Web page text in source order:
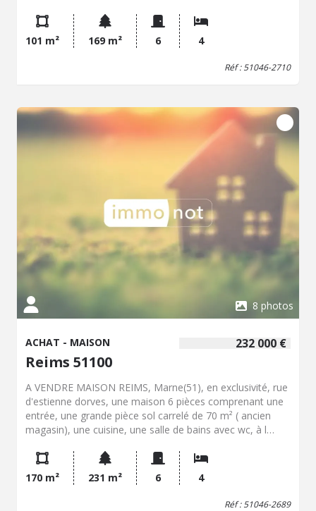
chambres, un débarras. un jardin sur l 'arrière. Chauffage
central au gaz. Fenêtres en pvc double vitrage. Classe
énergie : E. Les informations sur les risques auxquels ce
bien est exposé sont disponibles sur le site Géorisques :
101 m² 169 m² 6 4
Réf : 51046-2710
8 photos
232 000 €
ACHAT - MAISON
Reims 51100
A VENDRE MAISON REIMS, Marne(51), en exclusivité, rue
d'estienne dorves, une maison 6 pièces comprenant une
entrée, une grande pièce sol carrelé de 70 m² ( ancien
magasin), une cuisine, une salle de bains avec wc, à l
un préau pour véhicule, une cave,un jardinet. Chauffage
au gaz. Travaux à prévoir : salle de bains, cuisine,
électricité. Classe energie : E.
170 m² 231 m² 6 4
Réf : 51046-2689